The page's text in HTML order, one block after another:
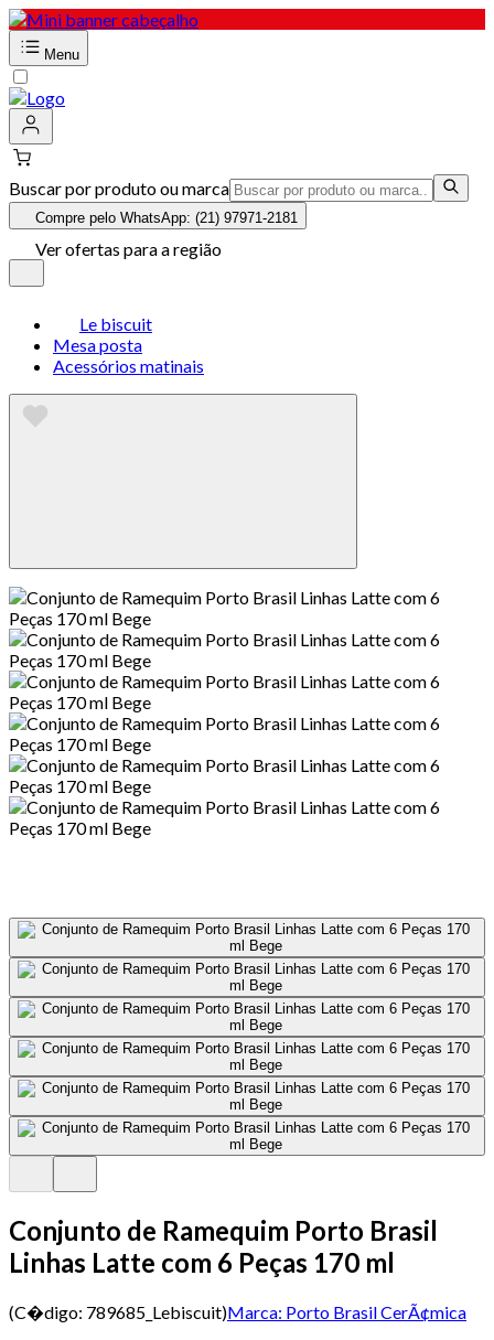
Menu
Buscar por produto ou marca
Compre pelo WhatsApp: (21) 97971-2181
Ver ofertas para a região
Le biscuit
Mesa posta
Acessórios matinais
Conjunto de Ramequim Porto Brasil
Linhas Latte com 6 Peças 170 ml
(C�digo: 789685_Lebiscuit)Marca: Porto Brasil CerÃ¢mica